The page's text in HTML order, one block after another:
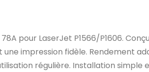
pour LaserJet P1566/P1606.
impression fidèle. Rendement
régulière. Installation simple